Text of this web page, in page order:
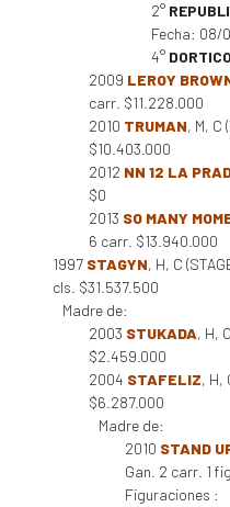
2°
Fecha: 08/
4°
2009 LEROY
carr. $11.228.000
2010 TRUMAN, M, C
$10.403.000
2012 NN 12 LA
$0
2013 SO MANY
6 carr. $13.940.000
1997 STAGYN, H, C
cls. $31.537.500
Madre de:
2003 STUKADA, H,
$2.459.000
2004 STAFELIZ, H,
$6.287.000
Madre de:
2010 STAND
Gan. 2 carr. 1
Figuraciones :